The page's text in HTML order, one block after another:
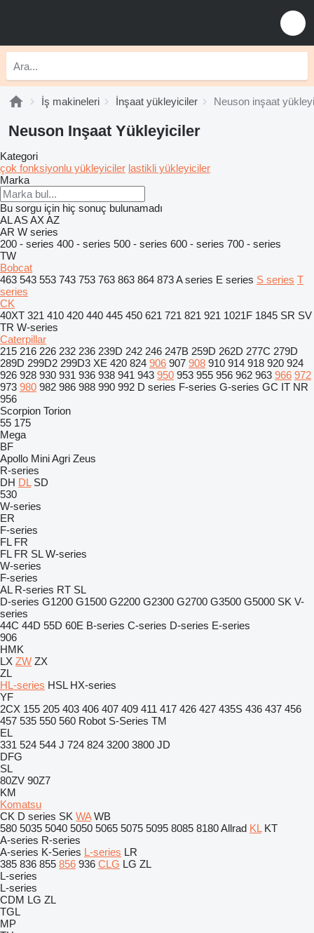
İş makineleri İnşaat yükleyiciler Neuson inşaat
Neuson Inşaat Yükleyiciler
Kategori
çok fonksiyonlu yükleyiciler lastikli yükleyiciler
Marka
Bu sorgu için hiç sonuç bulunamadı
ALASAXAZ
AR W series
200 - series 400 - series 500 - series 600 - series 700 - series
TW
Bobcat
463 543 553 743 753 763 863 864 873A series E series S series T
series
CK
40XT 321 410 420 440 445 450 621 721 821 921 1021F 1845 SR SV
TR W-series
Caterpillar
215 216 226 232 236 239D 242 246 247B 259D 262D 277C 279D
289D 299D2 299D3 XE 420 824 906 907 908 910 914 918 920 924
926 928 930 931 936 938 941 943 950 953 955 956 962 963 966 972
973 980 982 986 988 990 992 D series F-series G-series GC IT NR
956
Scorpion Torion
55 175
Mega
BF
Apollo Mini Agri Zeus
R-series
DH DL SD
530
W-series
ER
F-series
FL FR
FL FR SL W-series
W-series
F-series
AL R-series RT SL
D-series G1200 G1500 G2200 G2300 G2700 G3500 G5000 SK V-
series
44C 44D 55D 60E B-series C-series D-series E-series
906
HMK
LX ZW ZX
ZL
HL-series HSL HX-series
YF
2CX 155 205 403 406 407 409 411 417 426 427 435S 436 437 456
457 535 550 560 Robot S-Series TM
EL
331 524 544 J 724 824 3200 3800 JD
DFG
SL
80ZV 90Z7
KM
Komatsu
CK D series SK WA WB
580 5035 5040 5050 5065 5075 5095 8085 8180Allrad KL KT
A-series R-series
A-series K-Series L-series LR
385 836 855 856 936 CLG LG ZL
L-series
L-series
CDM LG ZL
TGL
MP